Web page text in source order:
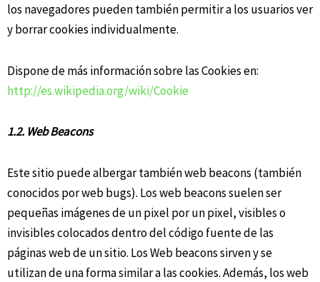
los navegadores pueden también permitir a los usuarios ver
y borrar cookies individualmente.
Dispone de más información sobre las Cookies en:
http://es.wikipedia.org/wiki/Cookie
1.2. Web Beacons
Este sitio puede albergar también web beacons (también
conocidos por web bugs). Los web beacons suelen ser
pequeñas imágenes de un pixel por un pixel, visibles o
invisibles colocados dentro del código fuente de las
páginas web de un sitio. Los Web beacons sirven y se
utilizan de una forma similar a las cookies. Además, los web